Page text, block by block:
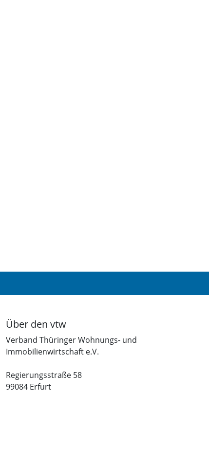
Über den vtw
Verband Thüringer Wohnungs- und
Immobilienwirtschaft e.V.
Regierungsstraße 58
99084 Erfurt